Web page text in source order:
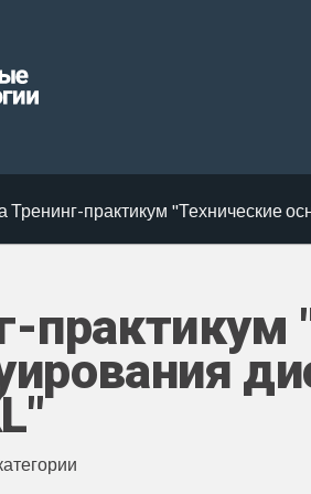
практикум "Технические
практикум